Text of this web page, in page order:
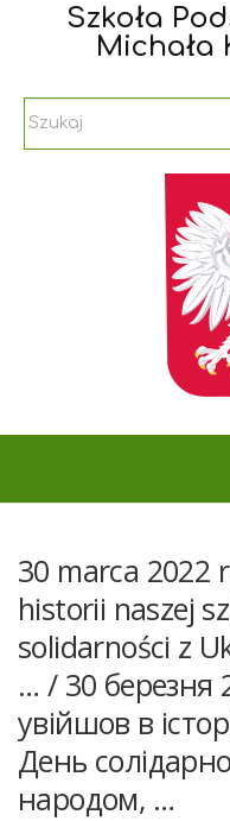
Szkoła
Michała
30 marca 2022
historii naszej
solidarności z
… / 30 березня
увійшов в
День
народом, …